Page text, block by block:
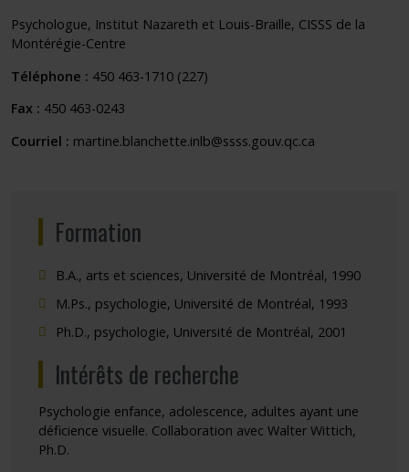
Psychologue, Institut Nazareth et Louis-Braille, CISSS de la
Montérégie-Centre
Téléphone : 450 463-1710 (227)
Fax : 450 463-0243
Courriel : martine.blanchette.inlb@ssss.gouv.qc.ca
Formation
B.A., arts et sciences, Université de Montréal, 1990
M.Ps., psychologie, Université de Montréal, 1993
Ph.D., psychologie, Université de Montréal, 2001
Intérêts de recherche
Psychologie enfance, adolescence, adultes ayant une
déficience visuelle. Collaboration avec Walter Wittich,
Ph.D.